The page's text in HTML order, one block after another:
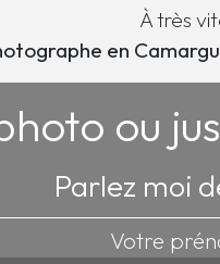
À très
en
ou
Parlez moi
Votre